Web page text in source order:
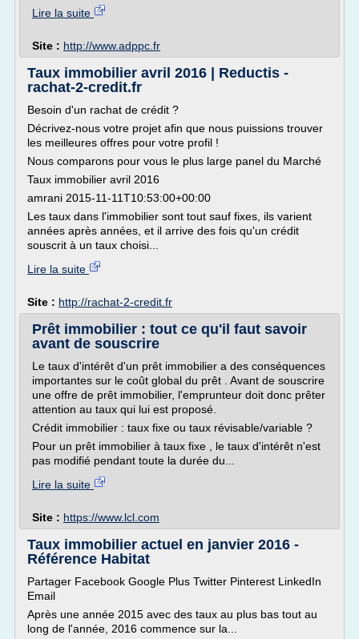
Lire la suite
Site : http://www.adppc.fr
Taux immobilier avril 2016 | Reductis -
rachat-2-credit.fr
Besoin d'un rachat de crédit ?
Décrivez-nous votre projet afin que nous puissions trouver
les meilleures offres pour votre profil !
Nous comparons pour vous le plus large panel du Marché
Taux immobilier avril 2016
amrani 2015-11-11T10:53:00+00:00
Les taux dans l'immobilier sont tout sauf fixes, ils varient
années après années, et il arrive des fois qu'un crédit
souscrit à un taux choisi...
Lire la suite
Site : http://rachat-2-credit.fr
Prêt immobilier : tout ce qu'il faut savoir
avant de souscrire
Le taux d'intérêt d'un prêt immobilier a des conséquences
importantes sur le coût global du prêt . Avant de souscrire
une offre de prêt immobilier, l'emprunteur doit donc prêter
attention au taux qui lui est proposé.
Crédit immobilier : taux fixe ou taux révisable/variable ?
Pour un prêt immobilier à taux fixe , le taux d'intérêt n'est
pas modifié pendant toute la durée du...
Lire la suite
Site : https://www.lcl.com
Taux immobilier actuel en janvier 2016 -
Référence Habitat
Partager Facebook Google Plus Twitter Pinterest LinkedIn
Email
Après une année 2015 avec des taux au plus bas tout au
long de l'année, 2016 commence sur la...